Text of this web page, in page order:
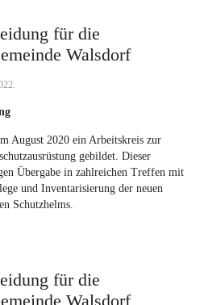
für die
Walsdorf
.
August 2020 ein Arbeitskreis zur
gebildet. Dieser
Übergabe in zahlreichen Treffen mit
und Inventarisierung der neuen
Schutzhelms.
für die
Walsdorf